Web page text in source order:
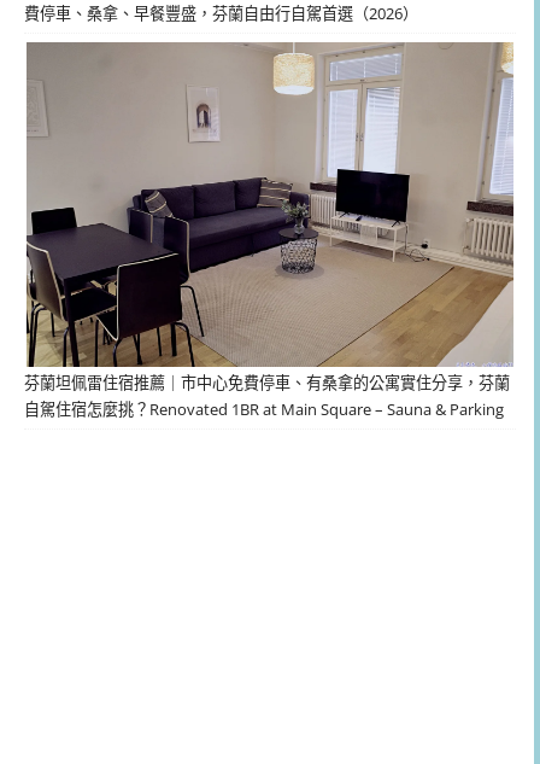
費停車、桑拿、早餐豐盛，芬蘭自由行自駕首選（2026）
芬蘭坦佩雷住宿推薦｜市中心免費停車、有桑拿的公寓實住分享，芬蘭
自駕住宿怎麼挑？Renovated 1BR at Main Square – Sauna & Parking